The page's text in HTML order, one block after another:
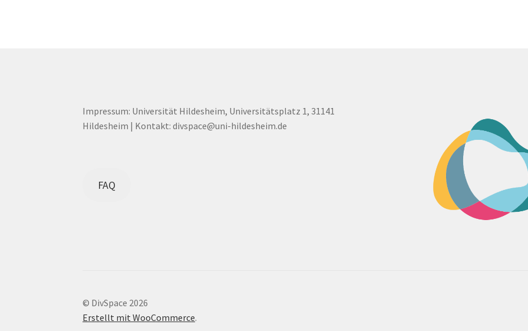
Impressum: Universität Hildesheim, Universitätsplatz 1, 31141
Hildesheim | Kontakt: divspace@uni-hildesheim.de
FAQ
© DivSpace 2026
Erstellt mit WooCommerce.